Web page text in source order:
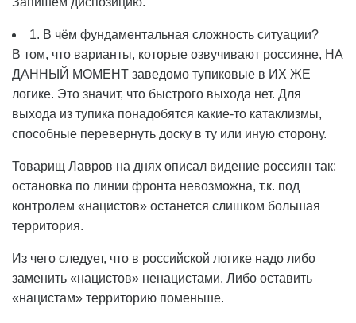
1. В чём фундаментальная сложность ситуации?
В том, что варианты, которые озвучивают россияне, НА
ДАННЫЙ МОМЕНТ заведомо тупиковые в ИХ ЖЕ
логике. Это значит, что быстрого выхода нет. Для
выхода из тупика понадобятся какие-то катаклизмы,
способные перевернуть доску в ту или иную сторону.
Товарищ Лавров на днях описал видение россиян так:
остановка по линии фронта невозможна, т.к. под
контролем «нацистов» останется слишком большая
территория.
Из чего следует, что в российской логике надо либо
заменить «нацистов» ненацистами. Либо оставить
«нацистам» территорию поменьше.